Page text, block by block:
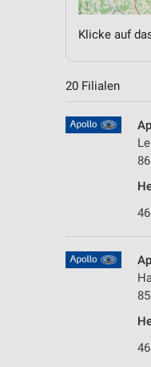
Klicke auf
20 Filialen